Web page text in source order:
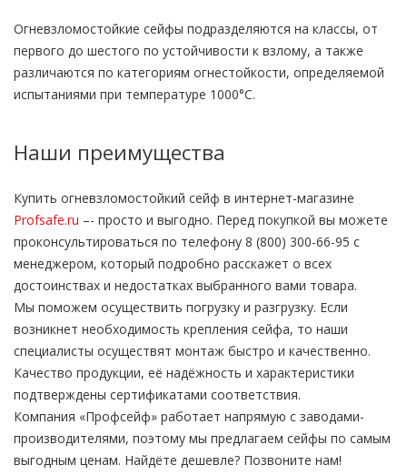
Огневзломостойкие сейфы подразделяются на классы, от
первого до шестого по устойчивости к взлому, а также
различаются по категориям огнестойкости, определяемой
испытаниями при температуре 1000°С.
Наши преимущества
Купить огневзломостойкий сейф в интернет-магазине
Profsafe.ru –- просто и выгодно. Перед покупкой вы можете
проконсультироваться по телефону 8 (800) 300-66-95 с
менеджером, который подробно расскажет о всех
достоинствах и недостатках выбранного вами товара.
Мы поможем осуществить погрузку и разгрузку. Если
возникнет необходимость крепления сейфа, то наши
специалисты осуществят монтаж быстро и качественно.
Качество продукции, её надёжность и характеристики
подтверждены сертификатами соответствия.
Компания «Профсейф» работает напрямую с заводами-
производителями, поэтому мы предлагаем сейфы по самым
выгодным ценам. Найдёте дешевле? Позвоните нам!